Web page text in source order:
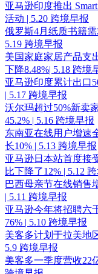
亚马逊印度推出
活动 | 5.20 跨境早报
俄罗斯4月纸质书籍
5.19 跨境早报
美国家庭家居产品支
下降8.48%| 5.18 跨境
亚马逊印度累计出口
| 5.17 跨境早报
沃尔玛超过50%新卖
45.2% | 5.16 跨境早报
东南亚在线用户增速
长10% | 5.13 跨境早报
亚马逊日本站首度接
比下降了12% | 5.12
巴西母亲节在线销售
| 5.11 跨境早报
亚马逊今年将招聘六
76% | 5.10 跨境早报
美客多计划于拉美地
5.9 跨境早报
美客多一季度营收22